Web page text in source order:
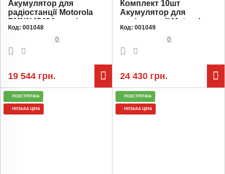
Акумулятор для
радіостанції Motorola
PMNN4543A, ємність
2450 мАг, комплект 8
Код: 001048
0
19 544 грн.
Комплект 10шт
Акумулятор для
радіостанції Motorola
PMNN4543A, ємність
Код: 001049
0
24 430 грн.
РОЗСТРОЧКА
НИЗЬКА ЦІНА
РОЗСТРОЧКА
НИЗЬКА ЦІНА